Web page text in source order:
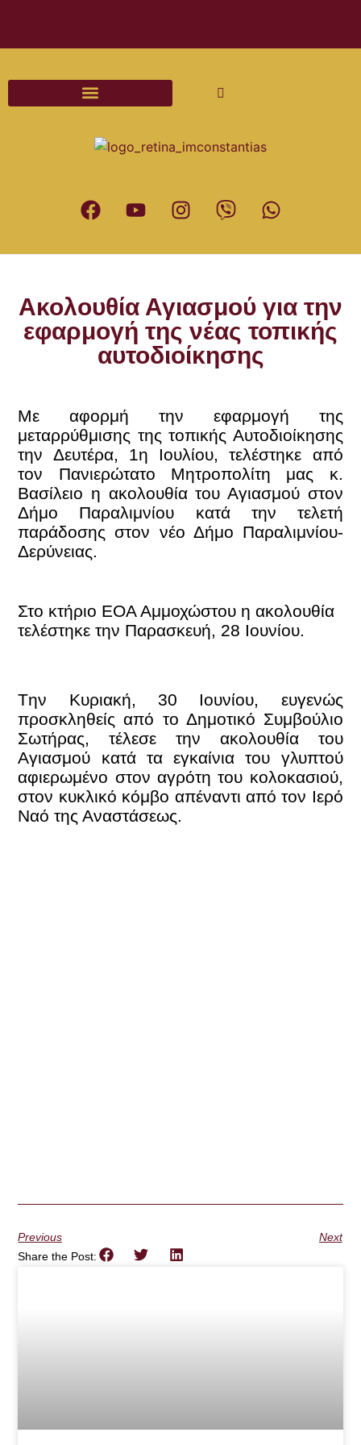
Ακολουθία Αγιασμού για την
εφαρμογή της νέας τοπικής
αυτοδιοίκησης
Με αφορμή την εφαρμογή της
μεταρρύθμισης της τοπικής Αυτοδιοίκησης
την Δευτέρα, 1η Ιουλίου, τελέστηκε από
τον Πανιερώτατο Μητροπολίτη μας κ.
Βασίλειο η ακολουθία του Αγιασμού στον
Δήμο Παραλιμνίου κατά την τελετή
παράδοσης στον νέο Δήμο Παραλιμνίου-
Δερύνειας.
Στο κτήριο ΕΟΑ Αμμοχώστου η ακολουθία
τελέστηκε την Παρασκευή, 28 Ιουνίου.
Tην Κυριακή, 30 Ιουνίου, ευγενώς
προσκληθείς από το Δημοτικό Συμβούλιο
Σωτήρας, τέλεσε την ακολουθία του
Αγιασμού κατά τα εγκαίνια του γλυπτού
αφιερωμένο στον αγρότη του κολοκασιού,
στον κυκλικό κόμβο απέναντι από τον Ιερό
Ναό της Αναστάσεως.
Previous
Next
Share the Post: